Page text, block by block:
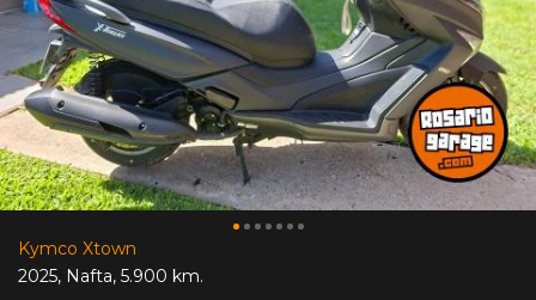
Kymco Xtown
2025, Nafta, 5.900 km.